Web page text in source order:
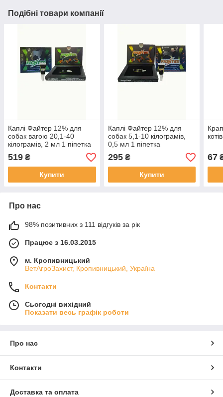
Подібні товари компанії
Каплі Файтер 12% для
собак вагою 20,1-40
кілограмів, 2 мл 1 піпетка
519 ₴
Купити
Каплі Файтер 12% для
собак 5,1-10 кілограмів,
0,5 мл 1 піпетка
295₴
Купити
67
Про нас
98% позитивних з 111 відгуків за рік
Працює з 16.03.2015
м. Кропивницький
ВетАгроЗахист, Кропивницький, Україна
Контакти
Сьогодні вихідний
Показати весь графік роботи
Про нас
Контакти
Доставка та оплата